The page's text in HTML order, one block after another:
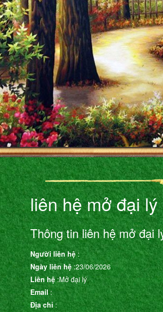
liên hệ mở đại lý
Thông tin liên hệ mở đại
Người liên hệ:
Ngày liên hệ:23/06/2026
Liên hệ:Mở đại lý
Email:
Địa chỉ: